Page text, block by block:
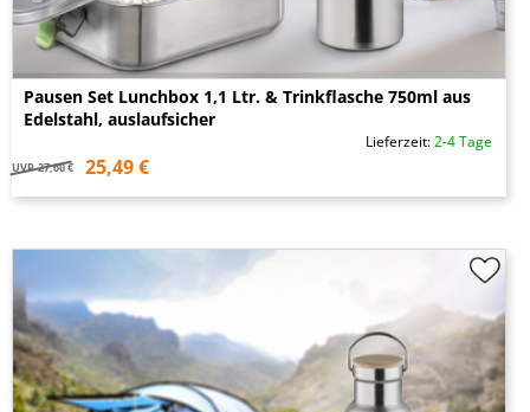
Pausen Set Lunchbox 1,1 Ltr. & Trinkflasche 750ml aus
Edelstahl, auslaufsicher
Lieferzeit:2-4 Tage
UVP 27,60 € 25,49 €